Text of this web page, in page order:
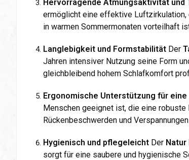
Hervorragende Atmungsaktivität und
ermöglicht eine effektive Luftzirkulation,
in warmen Sommermonaten vorteilhaft
Langlebigkeit und Formstabilität Der
Jahren intensiver Nutzung seine Form
gleichbleibend hohem Schlafkomfort
Ergonomische Unterstützung für
Menschen geeignet ist, die eine
Rückenbeschwerden und
Hygienisch und pflegeleicht Der Natur
sorgt für eine saubere und hygienische